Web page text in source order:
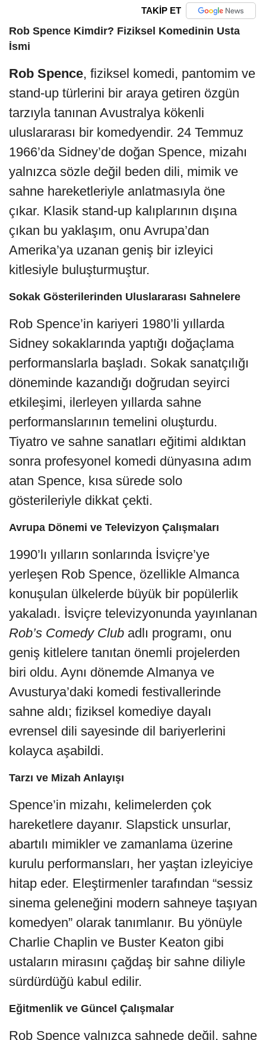
TAKİP ET
Rob Spence Kimdir? Fiziksel Komedinin Usta
İsmi
Rob Spence, fiziksel komedi, pantomim ve
stand-up türlerini bir araya getiren özgün
tarzıyla tanınan Avustralya kökenli
uluslararası bir komedyendir. 24 Temmuz
1966’da Sidney’de doğan Spence, mizahı
yalnızca sözle değil beden dili, mimik ve
sahne hareketleriyle anlatmasıyla öne
çıkar. Klasik stand-up kalıplarının dışına
çıkan bu yaklaşım, onu Avrupa’dan
Amerika’ya uzanan geniş bir izleyici
kitlesiyle buluşturmuştur.
Sokak Gösterilerinden Uluslararası Sahnelere
Rob Spence’in kariyeri 1980’li yıllarda
Sidney sokaklarında yaptığı doğaçlama
performanslarla başladı. Sokak sanatçılığı
döneminde kazandığı doğrudan seyirci
etkileşimi, ilerleyen yıllarda sahne
performanslarının temelini oluşturdu.
Tiyatro ve sahne sanatları eğitimi aldıktan
sonra profesyonel komedi dünyasına adım
atan Spence, kısa sürede solo
gösterileriyle dikkat çekti.
Avrupa Dönemi ve Televizyon Çalışmaları
1990’lı yılların sonlarında İsviçre’ye
yerleşen Rob Spence, özellikle Almanca
konuşulan ülkelerde büyük bir popülerlik
yakaladı. İsviçre televizyonunda yayınlanan
Rob’s Comedy Club adlı programı, onu
geniş kitlelere tanıtan önemli projelerden
biri oldu. Aynı dönemde Almanya ve
Avusturya’daki komedi festivallerinde
sahne aldı; fiziksel komediye dayalı
evrensel dili sayesinde dil bariyerlerini
kolayca aşabildi.
Tarzı ve Mizah Anlayışı
Spence’in mizahı, kelimelerden çok
hareketlere dayanır. Slapstick unsurlar,
abartılı mimikler ve zamanlama üzerine
kurulu performansları, her yaştan izleyiciye
hitap eder. Eleştirmenler tarafından “sessiz
sinema geleneğini modern sahneye taşıyan
komedyen” olarak tanımlanır. Bu yönüyle
Charlie Chaplin ve Buster Keaton gibi
ustaların mirasını çağdaş bir sahne diliyle
sürdürdüğü kabul edilir.
Eğitmenlik ve Güncel Çalışmalar
Rob Spence yalnızca sahnede değil, sahne